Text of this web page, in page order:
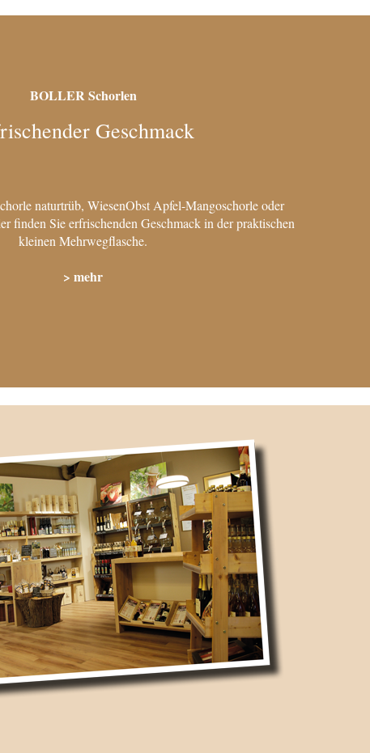
BOLLER Schorlen
Geschmack
naturtrüb, WiesenObst Apfel-Mangoschorle oder
finden Sie erfrischenden Geschmack in der praktischen
kleinen Mehrwegflasche.
> mehr